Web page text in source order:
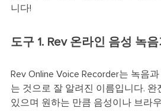
니다!
도구 1. Rev 온라인 음성 녹음
Rev Online Voice Recorder는 녹음
는 것으로 잘 알려진 이름입니다. 완
있으며 원하는 만큼 음성이나 브라